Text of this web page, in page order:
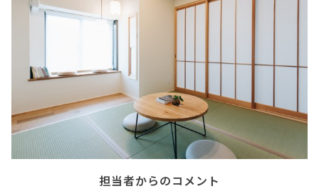
担当者からのコメント